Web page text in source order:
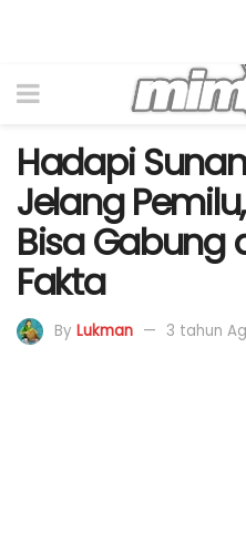
Hadapi
Jelang
Bisa Gabung
Fakta
By Lukman 3 tahun